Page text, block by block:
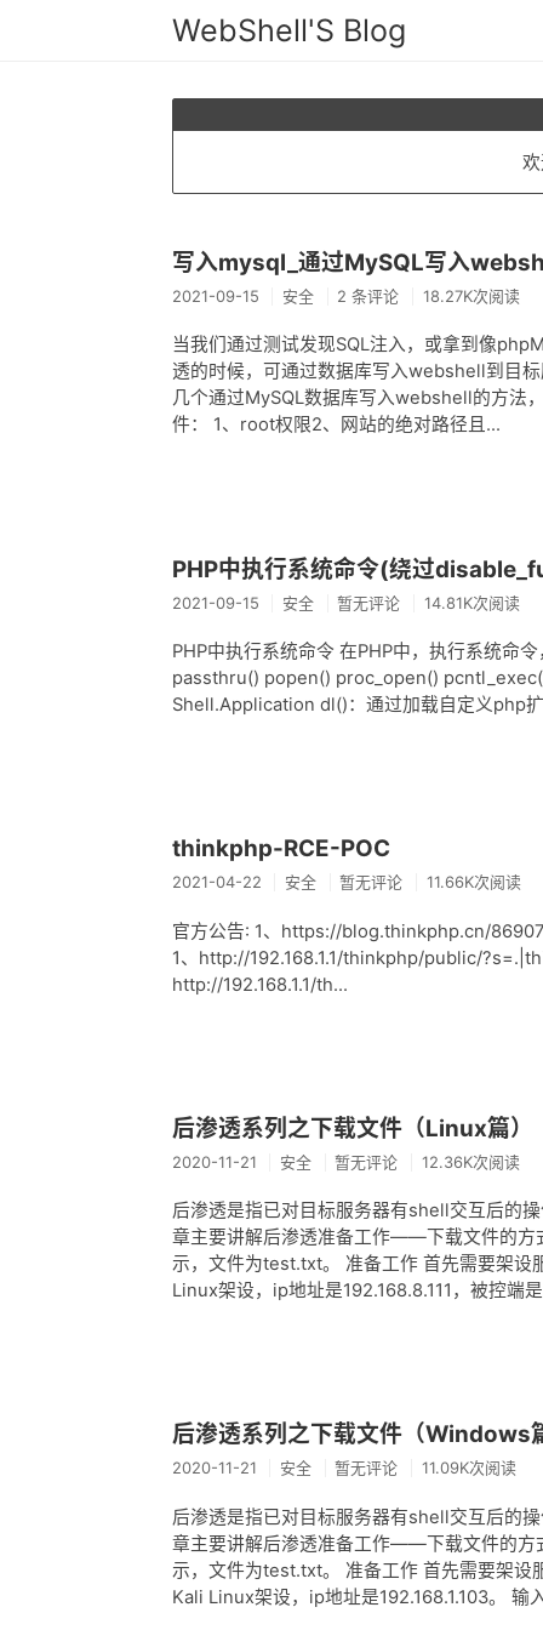
WebShell'S Blog
写入mysql_通过MySQL写入
2021-09-15 安全 2 条评论 18.27K次阅读
当我们通过测试发现SQL注入，或拿到像
透的时候，可通过数据库写入webshell到目
几个通过MySQL数据库写入webshell的方
件： 1、root权限2、网站的绝对路径且...
PHP中执行系统命令(绕过
2021-09-15 安全 暂无评论 14.81K次阅读
PHP中执行系统命令 在PHP中，执行系统
passthru() popen() proc_open()
Shell.Application dl()：通过加载自定义php
thinkphp-RCE-POC
2021-04-22 安全 暂无评论 11.66K次阅读
官方公告: 1、https://blog.thinkphp.cn/
1、http://192.168.1.1/thinkphp/public/
http://192.168.1.1/th...
后渗透系列之下载文件（Linux篇）
2020-11-21 安全 暂无评论 12.36K次阅读
后渗透是指已对目标服务器有shell交互后的
章主要讲解后渗透准备工作——下载文件的方
示，文件为test.txt。 准备工作 首先需要架设
Linux架设，ip地址是192.168.8.111，被控端
后渗透系列之下载文件（Windows
2020-11-21 安全 暂无评论 11.09K次阅读
后渗透是指已对目标服务器有shell交互后的
章主要讲解后渗透准备工作——下载文件的方
示，文件为test.txt。 准备工作 首先需要架设
Kali Linux架设，ip地址是192.168.1.103。 输